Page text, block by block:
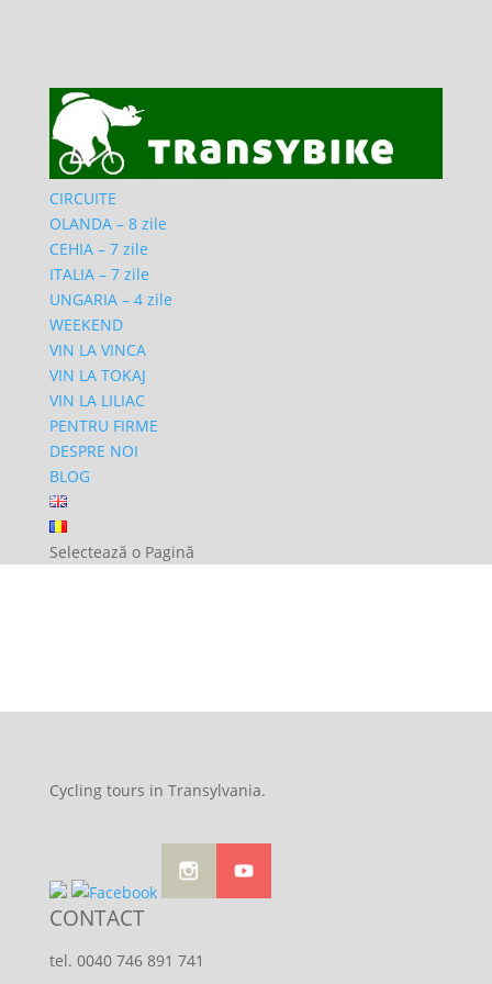
CIRCUITE
OLANDA – 8 zile
CEHIA – 7 zile
ITALIA – 7 zile
UNGARIA – 4 zile
WEEKEND
VIN LA VINCA
VIN LA TOKAJ
VIN LA LILIAC
PENTRU FIRME
DESPRE NOI
BLOG
Selectează o Pagină
Cycling tours in Transylvania.
CONTACT
tel. 0040 746 891 741